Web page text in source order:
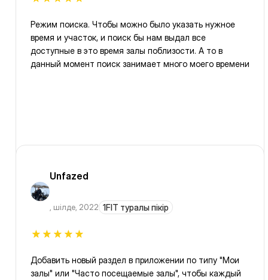
Режим поиска. Чтобы можно было указать нужное
время и участок, и поиск бы нам выдал все
доступные в это время залы поблизости. А то в
данный момент поиск занимает много моего времени
Unfazed
, шілде, 2022 1FIT туралы пікір
Добавить новый раздел в приложении по типу "Мои
залы" или "Часто посещаемые залы", чтобы каждый